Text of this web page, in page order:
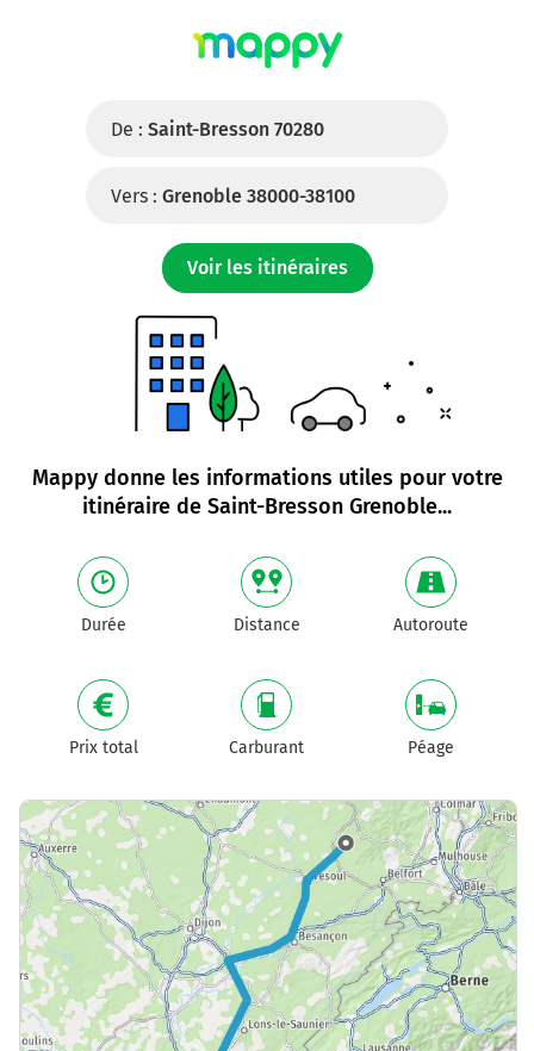
De : Saint-Bresson 70280
Vers : Grenoble 38000-38100
Voir les itinéraires
Mappy donne les informations utiles pour votre
itinéraire de Saint-Bresson Grenoble...
Durée Distance Autoroute
Prix total Carburant Péage